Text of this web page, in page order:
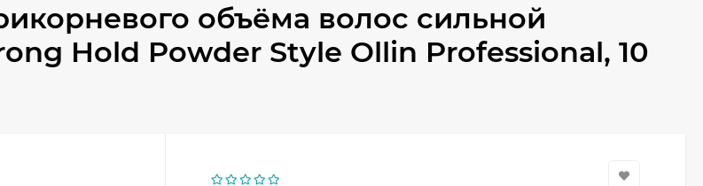
объёма волос сильной
Hold Powder Style Ollin Professional, 10